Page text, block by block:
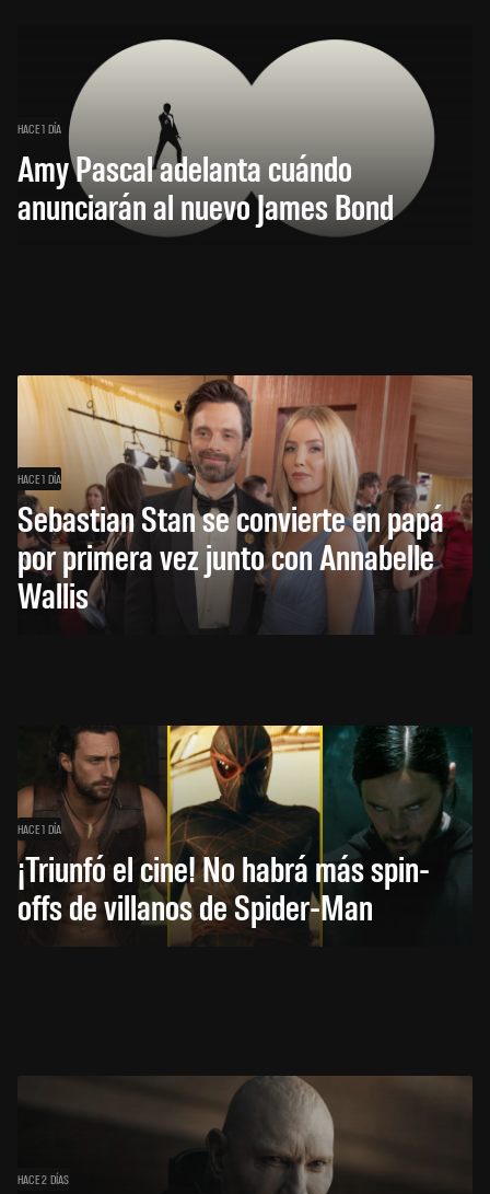
HACE 1 DÍA
Amy Pascal adelanta cuándo
anunciarán al nuevo James Bond
HACE 1 DÍA
Sebastian Stan se convierte en papá
por primera vez junto con Annabelle
Wallis
HACE 1 DÍA
¡Triunfó el cine! No habrá más spin-
offs de villanos de Spider-Man
HACE 2 DÍAS